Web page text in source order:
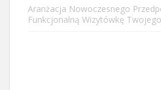
Aranżacja Nowoczesnego
Funkcjonalną Wizytówkę